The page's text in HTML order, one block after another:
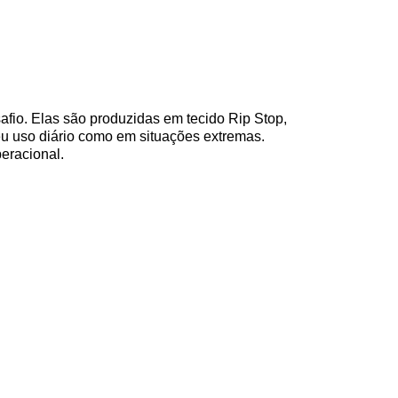
Elas são produzidas em tecido Rip Stop,
uso diário como em situações extremas.